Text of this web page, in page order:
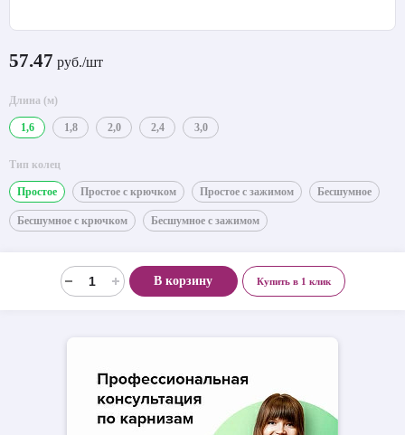
57.47 руб./шт
Длина (м)
1,6 1,8 2,0 2,4 3,0
Тип колец
Простое Простое с крючком Простое с зажимом Бесшумное
Бесшумное с крючком Бесшумное с зажимом
В корзину Купить в 1 клик